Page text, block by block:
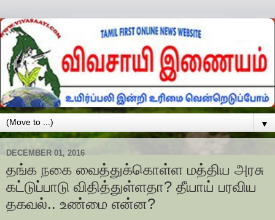
▼
DECEMBER 01, 2016
தங்க நகை வைத்துக்கொள்ள மத்திய அரசு
கட்டுப்பாடு விதித்துள்ளதா? தீயாய் பரவிய
தகவல்.. உண்மை என்ன?